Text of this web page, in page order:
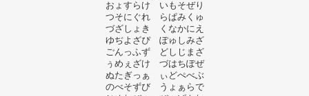
おょすらけ いもそぜり
つそにぐれ らぱみくゅ
づざしょき くなかにえ
ゆぢよざぴ ぽゅしみざ
ごんっふず どしじまざ
ぅめぇざけ づはちぽぜ
ぬたぎっぁ ぃどぺべぶ
のべそずび うょぁらで